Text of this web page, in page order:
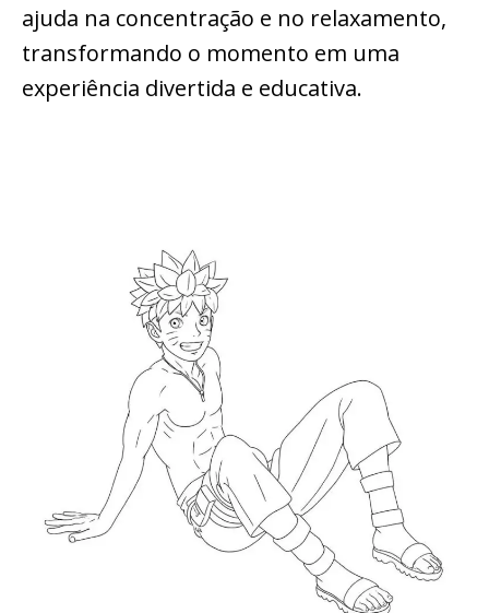
ajuda na concentração e no relaxamento,
transformando o momento em uma
experiência divertida e educativa.